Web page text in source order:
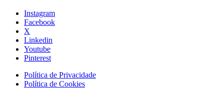
Instagram
Facebook
X
Linkedin
Youtube
Pinterest
Política de Privacidade
Política de Cookies